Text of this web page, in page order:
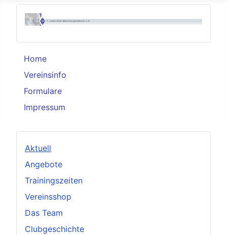
Home
Vereinsinfo
Formulare
Impressum
Aktuell
Angebote
Trainingszeiten
Vereinsshop
Das Team
Clubgeschichte